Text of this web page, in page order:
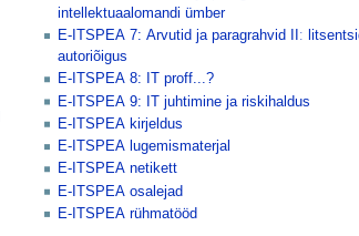
intellektuaalomandi ümber
E-ITSPEA 7: Arvutid ja paragrahvid IIː
autoriõigus
E-ITSPEA 8: IT proff...?
E-ITSPEA 9: IT juhtimine ja riskihaldus
E-ITSPEA kirjeldus
E-ITSPEA lugemismaterjal
E-ITSPEA netikett
E-ITSPEA osalejad
E-ITSPEA rühmatööd